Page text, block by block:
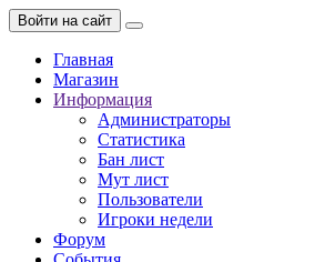
Войти на сайт
Главная
Магазин
Информация
Администраторы
Статистика
Бан лист
Мут лист
Пользователи
Игроки недели
Форум